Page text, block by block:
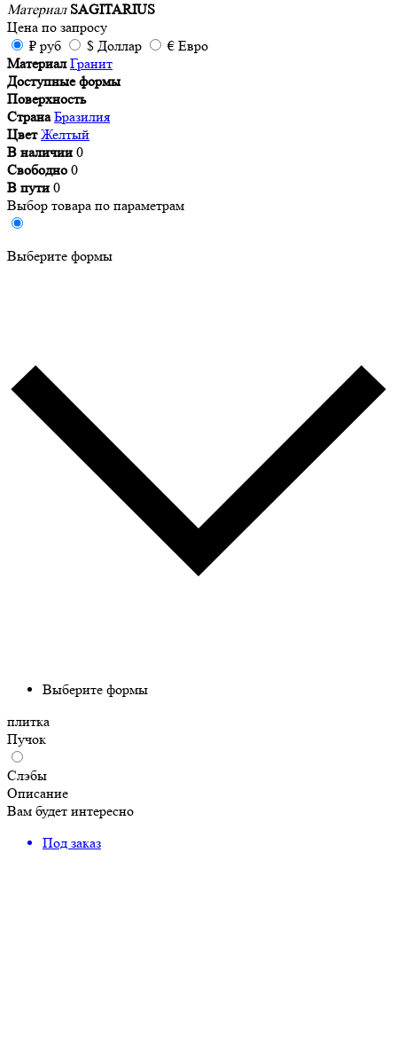
Материал SAGITARIUS
Цена по запросу
₽ руб $ Доллар € Евро
Материал Гранит
Доступные формы
Поверхность
Страна Бразилия
Цвет Желтый
В наличии 0
Свободно 0
В пути 0
Выбор товара по параметрам
Выберите формы
Выберите формы
плитка
Пучок
Слэбы
Описание
Вам будет интересно
Под заказ